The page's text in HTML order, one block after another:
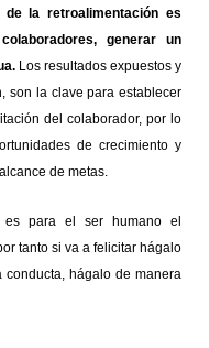
de la retroalimentación es
generar un
Los resultados expuestos y
son la clave para establecer
del colaborador, por lo
de crecimiento y
de metas.
es para el ser humano el
tanto si va a felicitar hágalo
hágalo de manera